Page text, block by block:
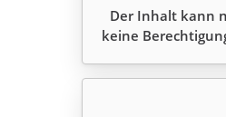
Der Inhalt kann
keine